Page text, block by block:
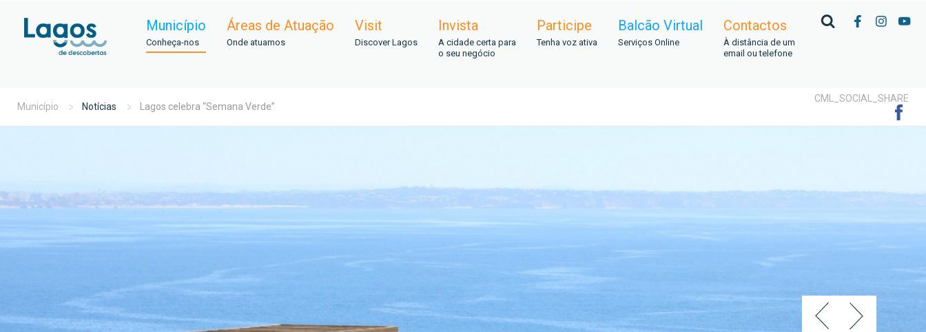
Município
Conheça-nos
Áreas de Atuação
Onde atuamos
Visit
Discover Lagos
Invista
A cidade certa para
o seu negócio
Participe
Tenha voz ativa
Balcão Virtual
Serviços Online
Contactos
À distância de um
email ou telefone
Município Notícias Lagos celebra “Semana Verde”
CML_SOCIAL_SHARE